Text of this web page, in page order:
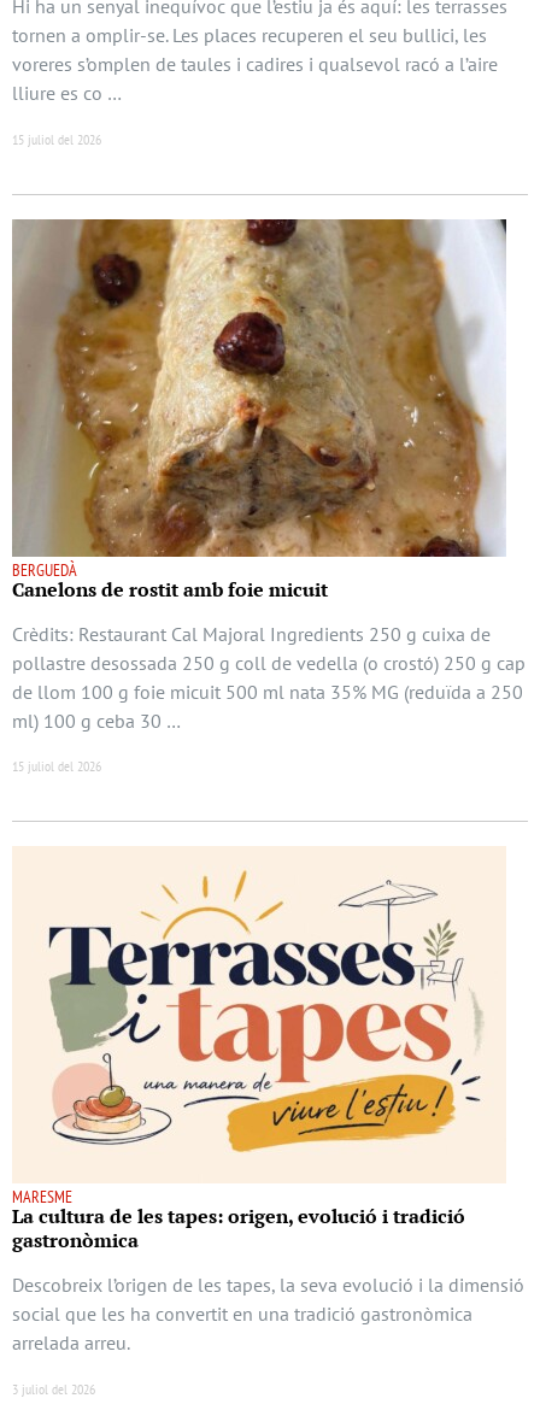
Hi ha un senyal inequívoc que l’estiu ja és aquí: les terrasses
tornen a omplir-se. Les places recuperen el seu bullici, les
voreres s’omplen de taules i cadires i qualsevol racó a l’aire
lliure es co …
15 juliol del 2026
BERGUEDÀ
Canelons de rostit amb foie micuit
Crèdits: Restaurant Cal Majoral Ingredients 250 g cuixa de
pollastre desossada 250 g coll de vedella (o crostó) 250 g cap
de llom 100 g foie micuit 500 ml nata 35% MG (reduïda a 250
ml) 100 g ceba 30 …
15 juliol del 2026
MARESME
La cultura de les tapes: origen, evolució i tradició
gastronòmica
Descobreix l’origen de les tapes, la seva evolució i la dimensió
social que les ha convertit en una tradició gastronòmica
arrelada arreu.
3 juliol del 2026